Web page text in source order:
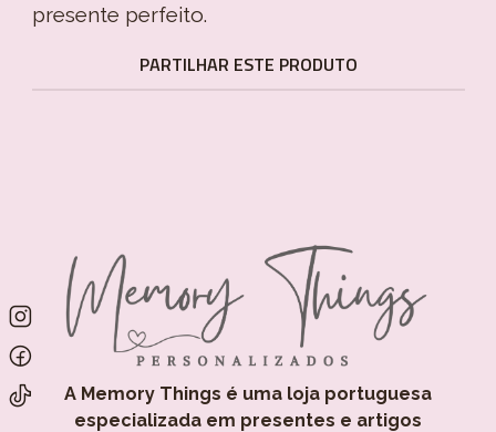
presente perfeito.
PARTILHAR ESTE PRODUTO
A Memory Things é uma loja portuguesa
especializada em presentes e artigos